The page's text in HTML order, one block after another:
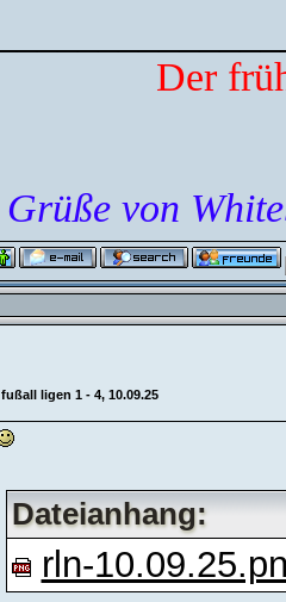
Der
Grüße von
fußall ligen 1 - 4, 10.09.25
Dateianhang:
rln-